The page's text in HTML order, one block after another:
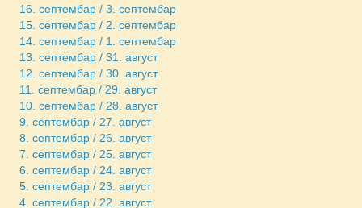
16. септембар / 3. септембар
15. септембар / 2. септембар
14. септембар / 1. септембар
13. септембар / 31. август
12. септембар / 30. август
11. септембар / 29. август
10. септембар / 28. август
9. септембар / 27. август
8. септембар / 26. август
7. септембар / 25. август
6. септембар / 24. август
5. септембар / 23. август
4. септембар / 22. август